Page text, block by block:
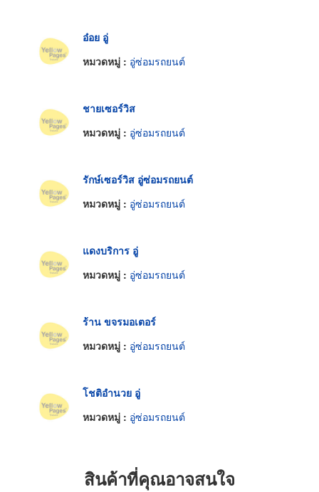
อ๋อย อู่
หมวดหมู่ : อู่ซ่อมรถยนต์
ชายเซอร์วิส
หมวดหมู่ : อู่ซ่อมรถยนต์
รักษ์เซอร์วิส อู่ซ่อมรถยนต์
หมวดหมู่ : อู่ซ่อมรถยนต์
แดงบริการ อู่
หมวดหมู่ : อู่ซ่อมรถยนต์
ร้าน ขจรมอเตอร์
หมวดหมู่ : อู่ซ่อมรถยนต์
โชติอำนวย อู่
หมวดหมู่ : อู่ซ่อมรถยนต์
สินค้าที่คุณอาจสนใจ